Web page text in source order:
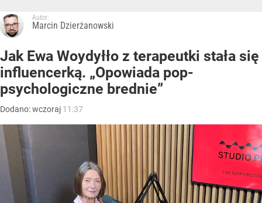
Autor:
Marcin Dzierżanowski
Jak Ewa Woydyłło z terapeutki stała się
influencerką. „Opowiada pop-
psychologiczne brednie”
Dodano:wczoraj 11:37